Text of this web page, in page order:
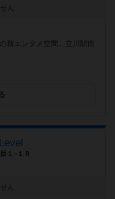
ん
新エンタメ空間。立川駅南
１−１８
ん